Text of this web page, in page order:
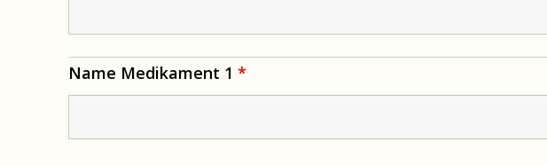
Name Medikament 1 *